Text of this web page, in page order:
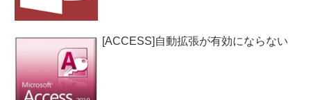
[ACCESS]自動拡張が有効にならない